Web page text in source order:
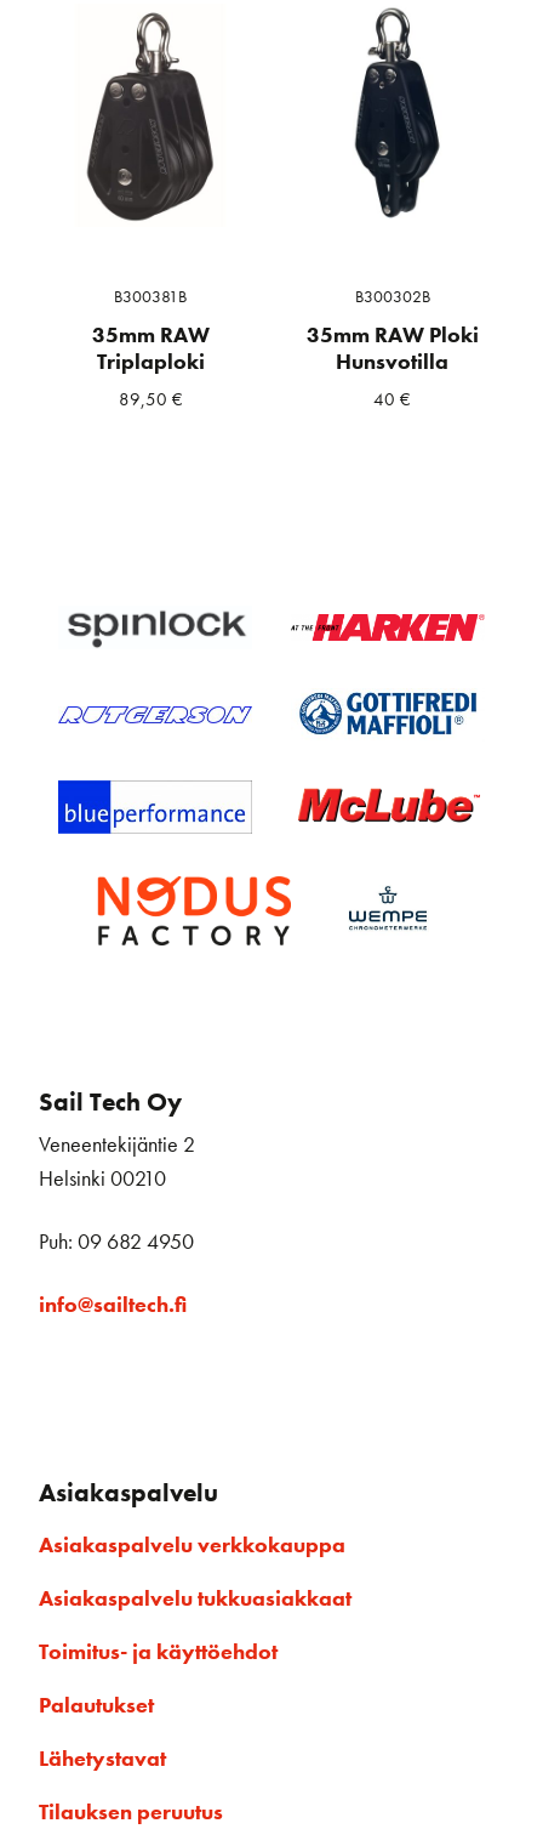
B300381B
35mm RAW
Triplaploki
89,50 €
B300302B
35mm RAW Ploki
Hunsvotilla
40€
Sail Tech Oy
Veneentekijäntie 2
Helsinki 00210
Puh: 09 682 4950
info@sailtech.fi
Asiakaspalvelu
Asiakaspalvelu verkkokauppa
Asiakaspalvelu tukkuasiakkaat
Toimitus- ja käyttöehdot
Palautukset
Lähetystavat
Tilauksen peruutus